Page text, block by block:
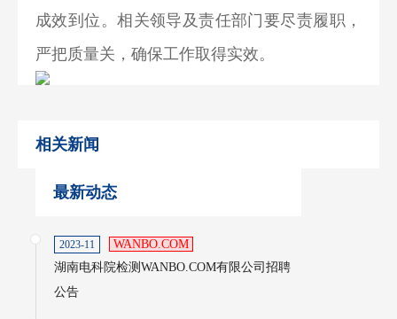
成效到位。相关领导及责任部门要尽责履职，
严把质量关，确保工作取得实效。
相关新闻
最新动态
2023-11
WANBO.COM
湖南电科院检测WANBO.COM有限公司招聘
公告